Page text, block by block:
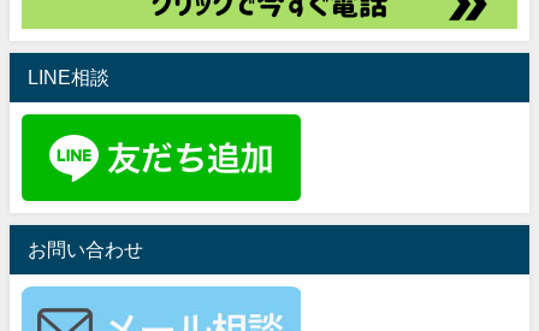
LINE相談
お問い合わせ